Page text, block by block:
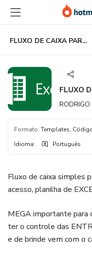
para
conteúdo
principal
para
pagamento
para
rodapé
FLUXO DE CAIXA PARA MEI
FLUXO
Formato: Templates,
Idioma: Português
Fluxo de caixa simples
acesso, planilha de
MEGA importante para
ter o controle das
e de brinde vem com o